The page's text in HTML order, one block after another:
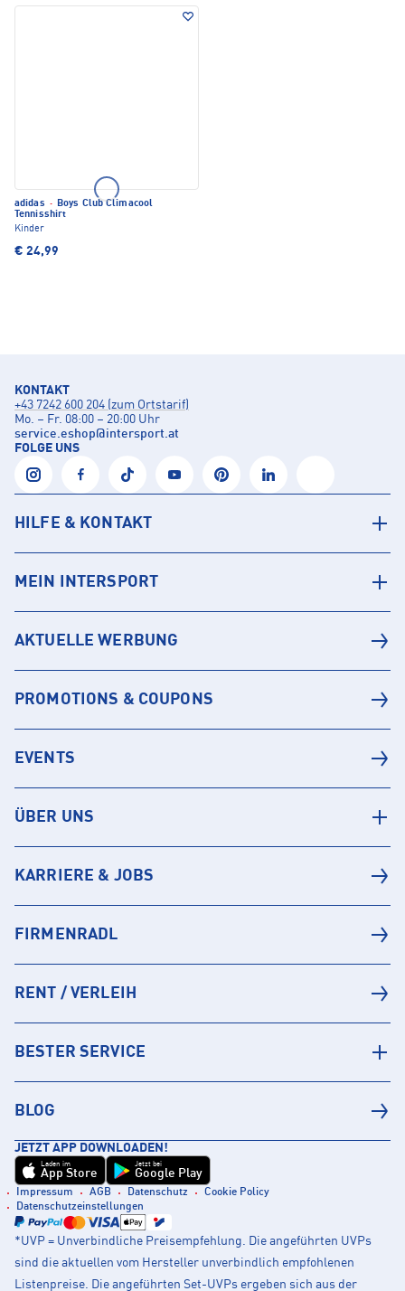
adidas · Boys Club Climacool
Tennisshirt
Kinder
€ 24,99
KONTAKT
+43 7242 600 204 (zum Ortstarif)
Mo. – Fr. 08:00 – 20:00 Uhr
service.eshop@intersport.at
FOLGE UNS
HILFE & KONTAKT
MEIN INTERSPORT
AKTUELLE WERBUNG
PROMOTIONS & COUPONS
EVENTS
ÜBER UNS
KARRIERE & JOBS
FIRMENRADL
RENT / VERLEIH
BESTER SERVICE
BLOG
JETZT APP DOWNLOADEN!
Laden im
App Store
Jetzt bei
Google Play
Impressum AGB Datenschutz
Cookie Policy
Datenschutzeinstellungen
*UVP = Unverbindliche Preisempfehlung. Die angeführten UVPs
sind die aktuellen vom Hersteller unverbindlich empfohlenen
Listenpreise. Die angeführten Set-UVPs ergeben sich aus der